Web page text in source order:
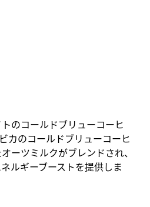
のコールドブリューコーヒ
カのコールドブリューコーヒ
ーツミルクがブレンドされ、
ルギーブーストを提供しま